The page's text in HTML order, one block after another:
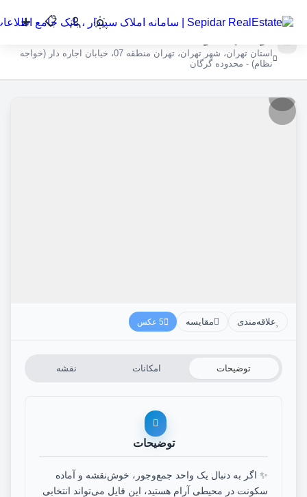
🏡 فروش آپارتمان 73 متری خوش‌نقشه | 2
استان تهران، شهر تهران، تهران منطقه 07، خیابان اجاره دار (خواجه
نظام) - محدوده گرگان
علاقه‌مندی مقایسه 5 عکس
توضیحات امکانات نقشه
توضیحات
✨ اگر به دنبال یک واحد جمع‌وجور، خوش‌نقشه و آماده
سکونت در محیطی آرام هستید، این فایل می‌تواند انتخابی
مهمان